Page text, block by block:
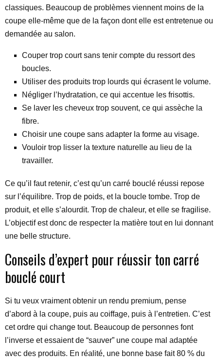
classiques. Beaucoup de problèmes viennent moins de la
coupe elle-même que de la façon dont elle est entretenue ou
demandée au salon.
Couper trop court sans tenir compte du ressort des
boucles.
Utiliser des produits trop lourds qui écrasent le volume.
Négliger l’hydratation, ce qui accentue les frisottis.
Se laver les cheveux trop souvent, ce qui assèche la
fibre.
Choisir une coupe sans adapter la forme au visage.
Vouloir trop lisser la texture naturelle au lieu de la
travailler.
Ce qu’il faut retenir, c’est qu’un carré bouclé réussi repose
sur l’équilibre. Trop de poids, et la boucle tombe. Trop de
produit, et elle s’alourdit. Trop de chaleur, et elle se fragilise.
L’objectif est donc de respecter la matière tout en lui donnant
une belle structure.
Conseils d’expert pour réussir ton carré
bouclé court
Si tu veux vraiment obtenir un rendu premium, pense
d’abord à la coupe, puis au coiffage, puis à l’entretien. C’est
cet ordre qui change tout. Beaucoup de personnes font
l’inverse et essaient de “sauver” une coupe mal adaptée
avec des produits. En réalité, une bonne base fait 80 % du